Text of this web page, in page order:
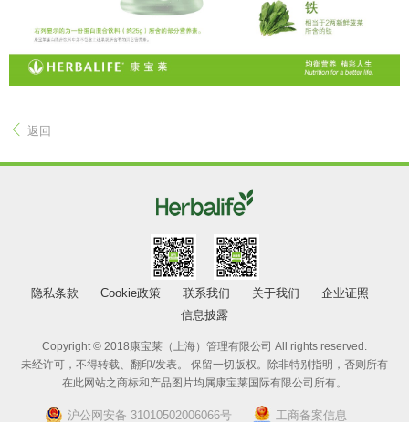
返回
隐私条款 Cookie政策 联系我们 关于我们
企业证照
信息披露
Copyright © 2018康宝莱（上海）管理有限公司 All rights reserved.
未经许可，不得转载、翻印/发表。 保留一切版权。除非特别指明，否则所有
在此网站之商标和产品图片均属康宝莱国际有限公司所有。
沪公网安备 31010502006066号 工商备案信息